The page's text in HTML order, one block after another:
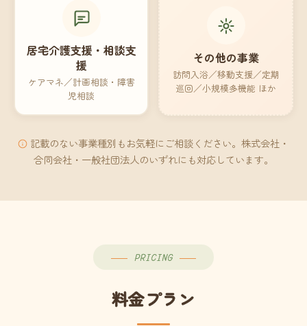
居宅介護支援・相談支
援
ケアマネ／計画相談・障害
児相談
その他の事業
訪問入浴／移動支援／定期
巡回／小規模多機能 ほか
記載のない事業種別もお気軽にご相談ください。株式会社・
合同会社・一般社団法人のいずれにも対応しています。
PRICING
料金プラン